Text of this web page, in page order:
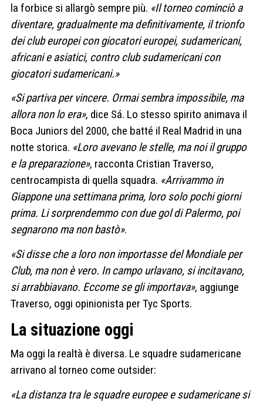
la forbice si allargò sempre più. «Il torneo cominciò a
diventare, gradualmente ma definitivamente, il trionfo
dei club europei con giocatori europei, sudamericani,
africani e asiatici, contro club sudamericani con
giocatori sudamericani.»
«Si partiva per vincere. Ormai sembra impossibile, ma
allora non lo era», dice Sá. Lo stesso spirito animava il
Boca Juniors del 2000, che batté il Real Madrid in una
notte storica. «Loro avevano le stelle, ma noi il gruppo
e la preparazione», racconta Cristian Traverso,
centrocampista di quella squadra. «Arrivammo in
Giappone una settimana prima, loro solo pochi giorni
prima. Li sorprendemmo con due gol di Palermo, poi
segnarono ma non bastò».
«Si disse che a loro non importasse del Mondiale per
Club, ma non è vero. In campo urlavano, si incitavano,
si arrabbiavano. Eccome se gli importava», aggiunge
Traverso, oggi opinionista per Tyc Sports.
La situazione oggi
Ma oggi la realtà è diversa. Le squadre sudamericane
arrivano al torneo come outsider:
«La distanza tra le squadre europee e sudamericane si